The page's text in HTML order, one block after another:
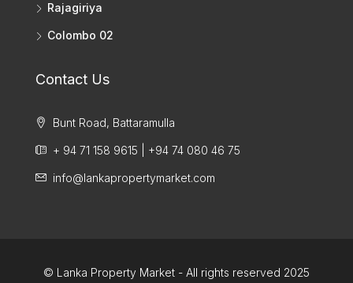
Rajagiriya
Colombo 02
Contact Us
Bunt Road, Battaramulla
+ 94 71 158 9615 | +94 74 080 46 75
info@lankapropertymarket.com
© Lanka Property Market - All rights reserved 2025